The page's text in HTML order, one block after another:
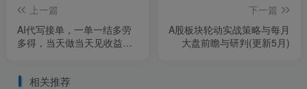
上一篇
AI代写接单，一单一结多劳
多得，当天做当天见收益，
下一篇
A股板块轮动实战策略与每月
大盘前瞻与研判(更新5月)
相关推荐